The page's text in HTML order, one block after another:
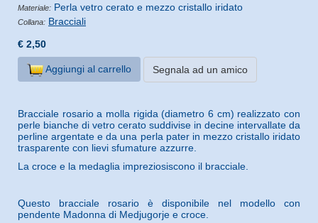
Materiale: Perla vetro cerato e mezzo cristallo iridato
Collana: Bracciali
€ 2,50
Aggiungi al carrello Segnala ad un amico
Bracciale rosario a molla rigida (diametro 6 cm) realizzato con
perle bianche di vetro cerato suddivise in decine intervallate da
perline argentate e da una perla pater in mezzo cristallo iridato
trasparente con lievi sfumature azzurre.
La croce e la medaglia impreziosiscono il bracciale.
Questo bracciale rosario è disponibile nel modello con
pendente Madonna di Medjugorje e croce.